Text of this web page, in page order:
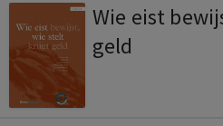
Wie eist
geld